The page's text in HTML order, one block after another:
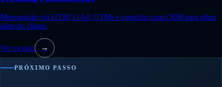
Mensuração via GTM, GA4, UTMs e conexão com CRM para olhar
além do clique.
Ver escopo →
PRÓXIMO PASSO